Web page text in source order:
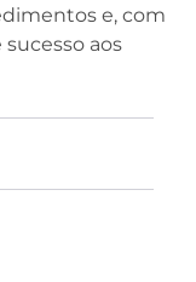
e, com
aos